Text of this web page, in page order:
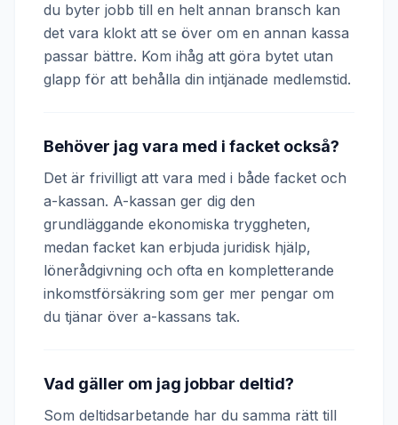
du byter jobb till en helt annan bransch kan
det vara klokt att se över om en annan kassa
passar bättre. Kom ihåg att göra bytet utan
glapp för att behålla din intjänade medlemstid.
Behöver jag vara med i facket också?
Det är frivilligt att vara med i både facket och
a-kassan. A-kassan ger dig den
grundläggande ekonomiska tryggheten,
medan facket kan erbjuda juridisk hjälp,
lönerådgivning och ofta en kompletterande
inkomstförsäkring som ger mer pengar om
du tjänar över a-kassans tak.
Vad gäller om jag jobbar deltid?
Som deltidsarbetande har du samma rätt till